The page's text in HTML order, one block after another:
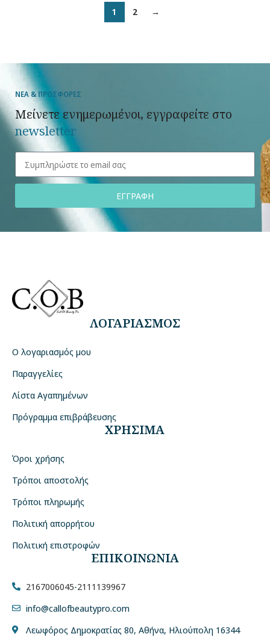
1 2 →
ΝΕΑ & ΠΡΟΣΦΟΡΕΣ
Μείνετε ενημερωμένοι, εγγραφείτε στο
newsletter
ΕΓΓΡΑΦΗ
ΛΟΓΑΡΙΑΣΜΟΣ
Ο λογαριασμός μου
Παραγγελίες
Λίστα Αγαπημένων
Πρόγραμμα επιβράβευσης
ΧΡΗΣΙΜΑ
Όροι χρήσης
Τρόποι αποστολής
Τρόποι πληρωμής
Πολιτική απορρήτου
Πολιτική επιστροφών
ΕΠΙΚΟΙΝΩΝΙΑ
2167006045-2111139967
info@callofbeautypro.com
Λεωφόρος Δημοκρατίας 80, Αθήνα, Ηλιούπολη 16344